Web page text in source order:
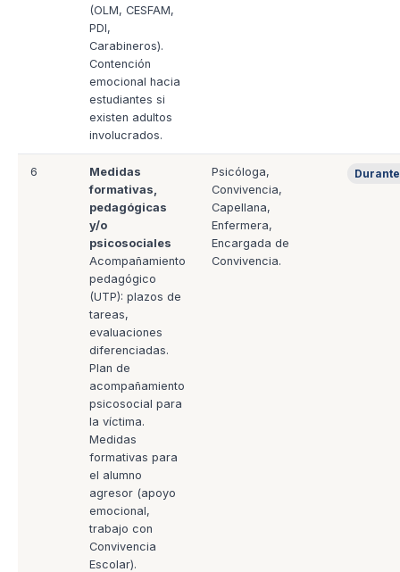
(OLM, CESFAM,
PDI,
Carabineros).
Contención
emocional hacia
estudiantes si
existen adultos
involucrados.
6
Medidas
formativas,
pedagógicas
y/o
psicosociales
Acompañamiento
pedagógico
(UTP): plazos de
tareas,
evaluaciones
diferenciadas.
Plan de
acompañamiento
psicosocial para
la víctima.
Medidas
formativas para
el alumno
agresor (apoyo
emocional,
trabajo con
Convivencia
Escolar).
Psicóloga,
Convivencia,
Capellana,
Enfermera,
Encargada de
Convivencia.